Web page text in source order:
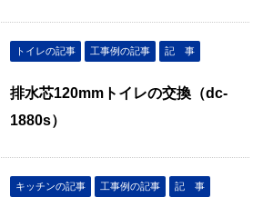
トイレの記事 工事例の記事 記 事
排水芯120mmトイレの交換（dc-
1880s）
キッチンの記事 工事例の記事 記 事